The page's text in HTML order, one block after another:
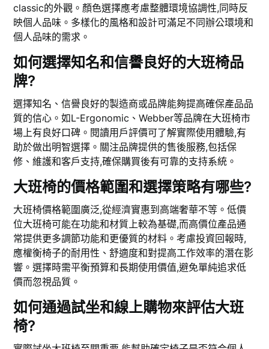
classic的外觀。顏色選擇應考慮整體環境協調性,同時反
映個人品味。多樣化的風格和設計可滿足不同辦公環境和
個人品味的需求。
如何選擇知名和信譽良好的大班椅品
牌?
選擇知名、信譽良好的製造商或品牌能夠提高確保產品品
質的信心。如L-Ergonomic、Webber等品牌在大班椅市
場上有良好口碑。閱讀用戶評價可了解實際使用體驗,有
助於做出明智選擇。關注品牌提供的售後服務,包括保
修、維護和客戶支持,確保購買後有可靠的支持系統。
大班椅的價格範圍和選擇策略有哪些?
大班椅價格範圍廣泛,從經濟實惠到高端奢華不等。低價
位大班椅可能在功能和材質上較為基礎,而高價位產品通
常提供更多調節功能和更優質的材料。考慮投資回報時,
應權衡椅子的耐用性、舒適度和對提高工作效率的潛在影
響。選擇時需平衡預算和長期使用價值,避免單純追求低
價而忽視品質。
如何通過試坐和線上購物來評估大班
椅?